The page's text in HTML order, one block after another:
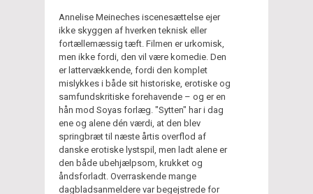
Annelise Meineches iscenesættelse ejer
ikke skyggen af hverken teknisk eller
fortællemæssig tæft. Filmen er urkomisk,
men ikke fordi, den vil være komedie. Den
er lattervækkende, fordi den komplet
mislykkes i både sit historiske, erotiske og
samfundskritiske forehavende – og er en
hån mod Soyas forlæg. "Sytten" har i dag
ene og alene dén værdi, at den blev
springbræt til næste årtis overflod af
danske erotiske lystspil, men ladt alene er
den både ubehjælpsom, krukket og
åndsforladt. Overraskende mange
dagbladsanmeldere var begejstrede for